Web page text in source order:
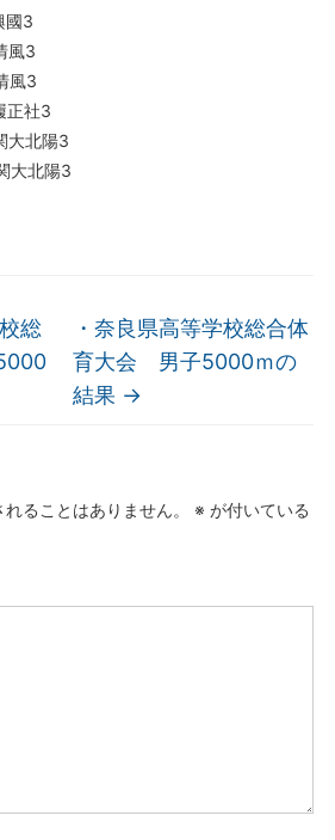
3
風3
風3
社3
北陽3
北陽3
総
・奈良県高等学校総合体
育大会 男子5000ｍの
結果 →
ることはありません。 ※ が付いている